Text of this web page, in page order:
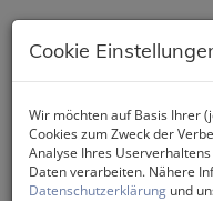
Cookie
Wir möchten auf Basis Ihrer
Cookies zum Zweck der
Analyse Ihres
Daten verarbeiten. Nähere
Datenschutzerklärung und